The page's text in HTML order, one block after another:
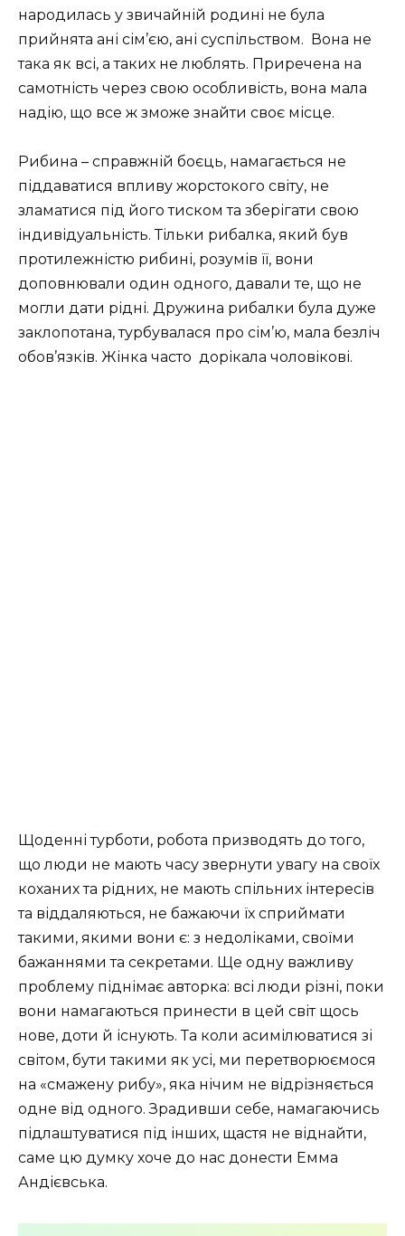
народилась у звичайній родині не була
прийнята ані сім’єю, ані суспільством. Вона не
така як всі, а таких не люблять. Приречена на
самотність через свою особливість, вона мала
надію, що все ж зможе знайти своє місце.
Рибина – справжній боєць, намагається не
піддаватися впливу жорстокого світу, не
зламатися під його тиском та зберігати свою
індивідуальність. Тільки рибалка, який був
протилежністю рибині, розумів її, вони
доповнювали один одного, давали те, що не
могли дати рідні. Дружина рибалки була дуже
заклопотана, турбувалася про сім’ю, мала безліч
обов’язків. Жінка часто дорікала чоловікові.
Щоденні турботи, робота призводять до того,
що люди не мають часу звернути увагу на своїх
коханих та рідних, не мають спільних інтересів
та віддаляються, не бажаючи їх сприймати
такими, якими вони є: з недоліками, своїми
бажаннями та секретами. Ще одну важливу
проблему піднімає авторка: всі люди різні, поки
вони намагаються принести в цей світ щось
нове, доти й існують. Та коли асимілюватися зі
світом, бути такими як усі, ми перетворюємося
на «смажену рибу», яка нічим не відрізняється
одне від одного. Зрадивши себе, намагаючись
підлаштуватися під інших, щастя не віднайти,
саме цю думку хоче до нас донести Емма
Андієвська.